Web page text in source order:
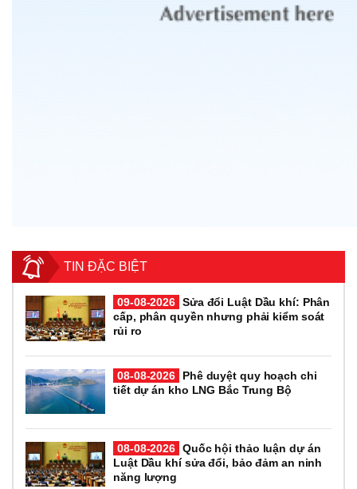
TIN ĐẶC BIỆT
09-08-2026 Sửa đổi Luật Dầu khí: Phân
cấp, phân quyền nhưng phải kiểm soát
rủi ro
08-08-2026
Phê duyệt quy hoạch chi
tiết dự án kho LNG Bắc Trung Bộ
08-08-2026 Quốc hội thảo luận dự án
Luật Dầu khí sửa đổi, bảo đảm an ninh
năng lượng